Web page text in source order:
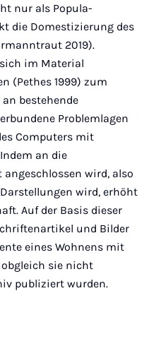
nur als Popula­
die Domestizierung des
2019).
im Material
(Pethes 1999) zum
bestehende
Problemlagen
Computers mit
an die
wird, also
wird, erhöht
Auf der Ba­sis dieser
und Bilder
eines Wohnens mit
sie nicht
publiziert wurden.